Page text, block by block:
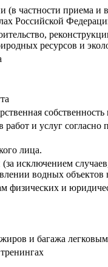
(в частности приема и
Российской
ресурсов и
собственность
и услуг согласно
лица.
исключением
водных объектов
физических и
и багажа